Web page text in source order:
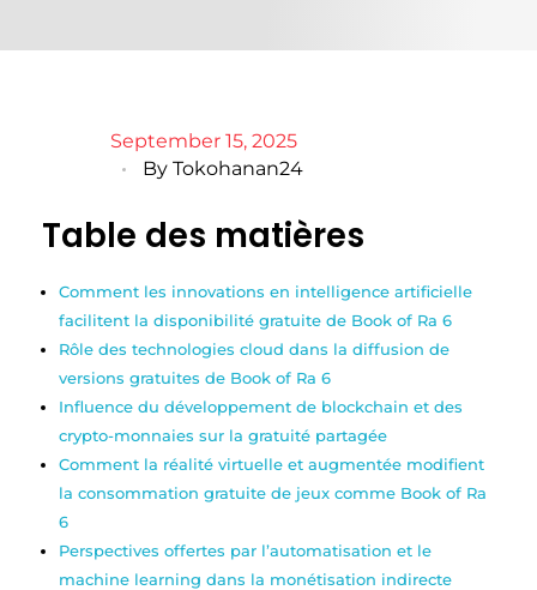
September 15, 2025
By Tokohanan24
Table des matières
Comment les innovations en intelligence artificielle
facilitent la disponibilité gratuite de Book of Ra 6
Rôle des technologies cloud dans la diffusion de
versions gratuites de Book of Ra 6
Influence du développement de blockchain et des
crypto-monnaies sur la gratuité partagée
Comment la réalité virtuelle et augmentée modifient
la consommation gratuite de jeux comme Book of Ra
6
Perspectives offertes par l’automatisation et le
machine learning dans la monétisation indirecte